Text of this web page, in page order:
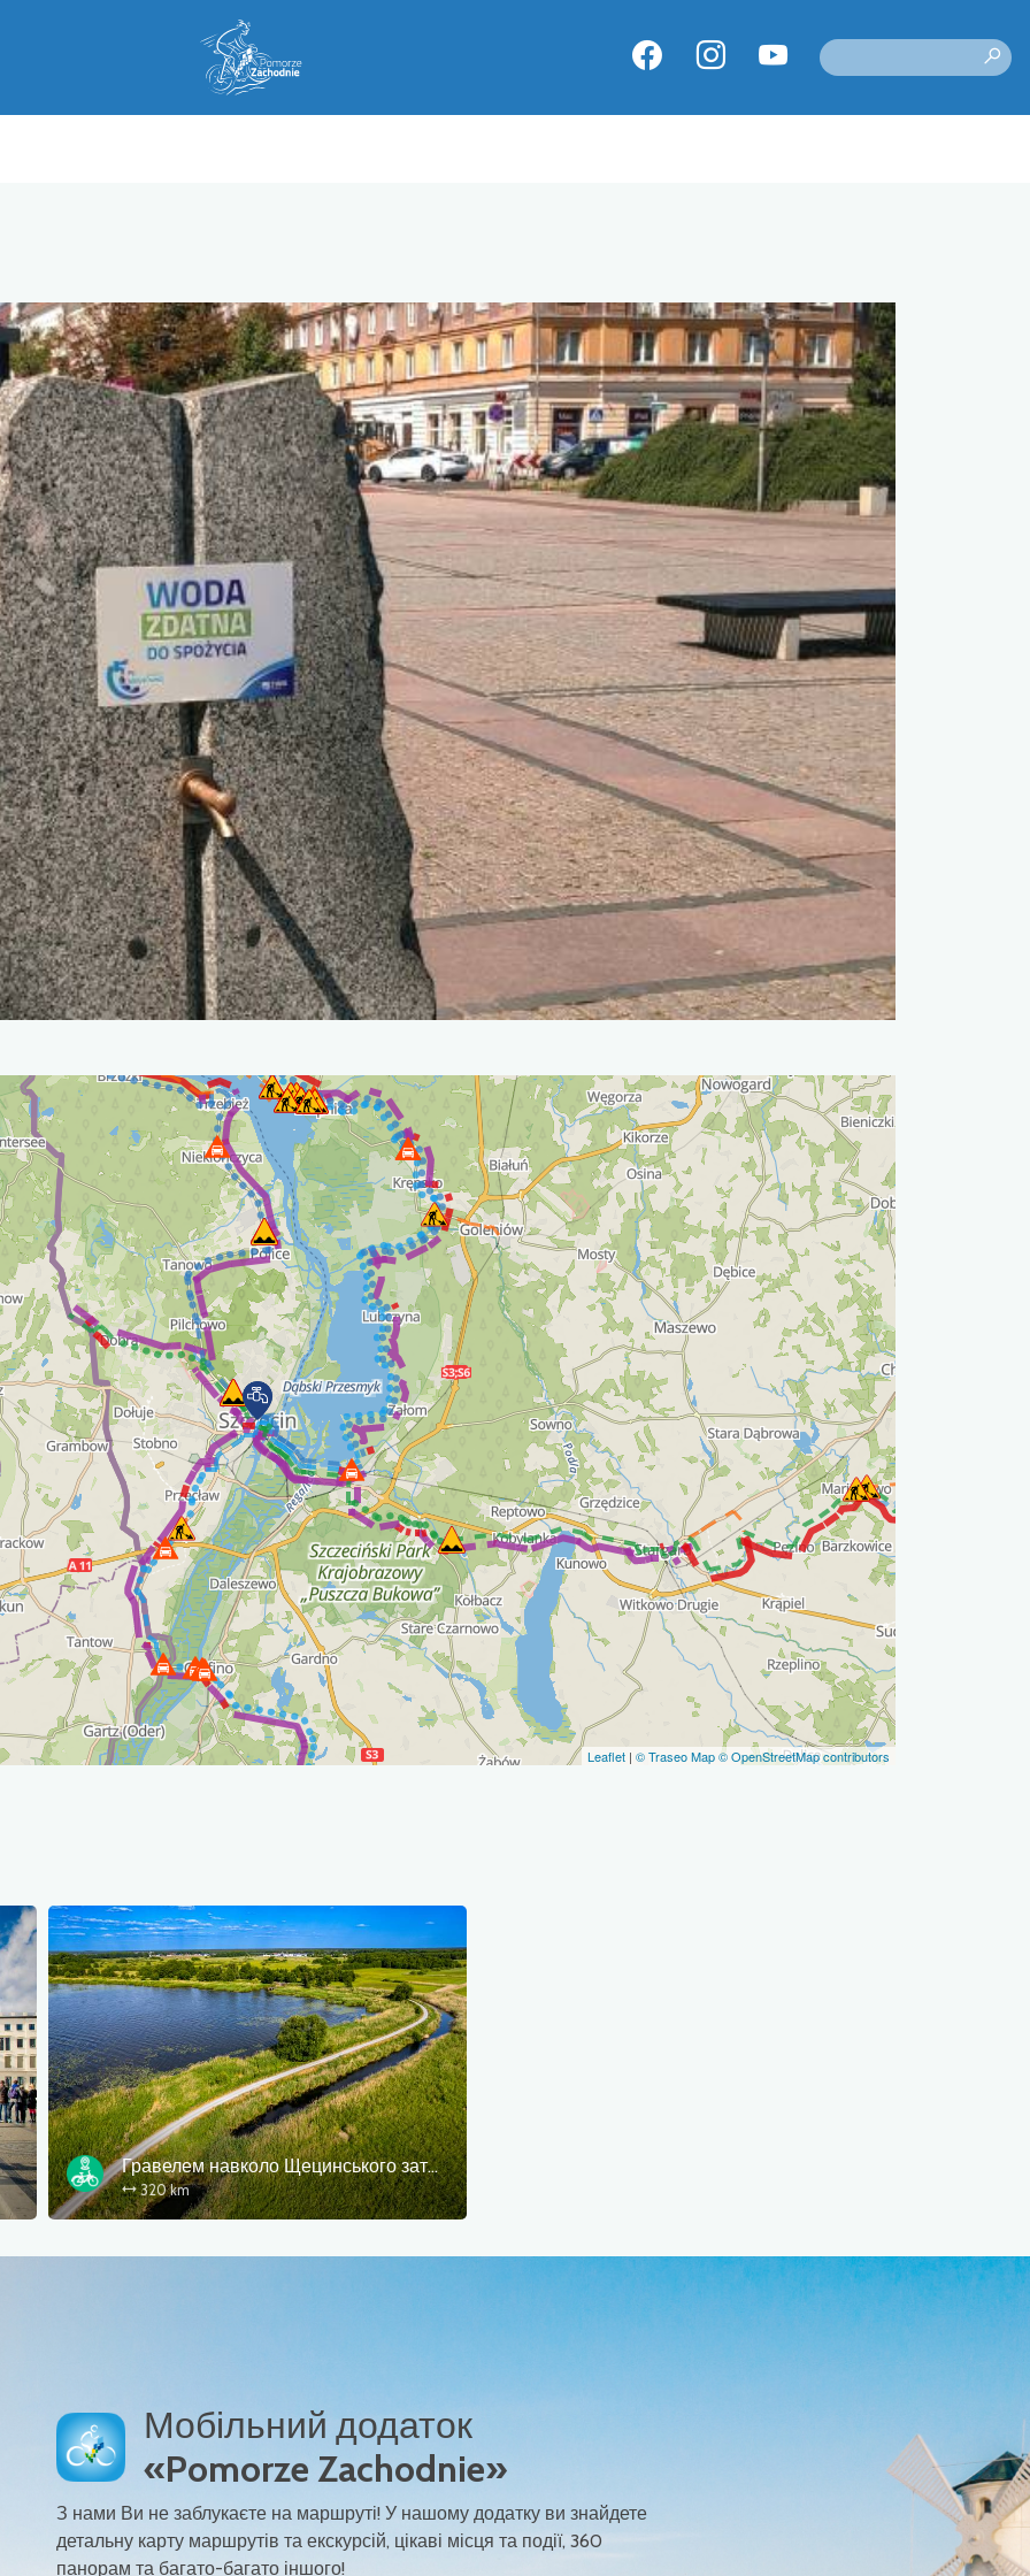
Leaflet | © Traseo Map© OpenStreetMap contributors
Гравелем навколо Щецинського затоки
320 km
Мобільний додаток
«Pomorze Zachodnie»
З нами Ви не заблукаєте на маршруті! У нашому додатку ви знайдете
детальну карту маршрутів та екскурсій, цікаві місця та події, 360
панорам та багато-багато іншого!